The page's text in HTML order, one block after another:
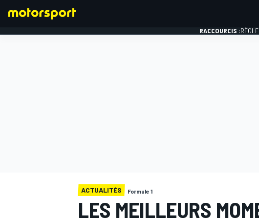
RACCOURCIS :
ACTUALITÉS Formule 1
LES MEILLEURS